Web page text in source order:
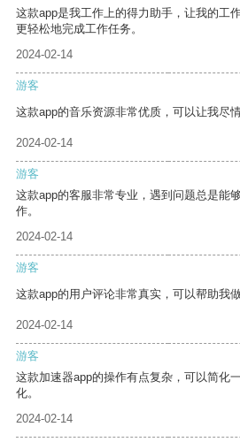
这款app是我工作上的得力助手，让我的工
更轻松地完成工作任务。
2024-02-14
游客
这款app的音乐资源非常优质，可以让我尽
2024-02-14
游客
这款app的客服非常专业，遇到问题总是能
作。
2024-02-14
游客
这款app的用户评论非常真实，可以帮助我
2024-02-14
游客
这款加速器app的操作有点复杂，可以简化
化。
2024-02-14